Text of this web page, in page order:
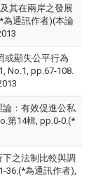
其在兩岸之發展
為通訊作者)(本論
或顯失公平行為
No.1, pp.67-108.
論：有效促進公私
第14輯, pp.0-0.(*
之法制比較與調
36.(*為通訊作者),